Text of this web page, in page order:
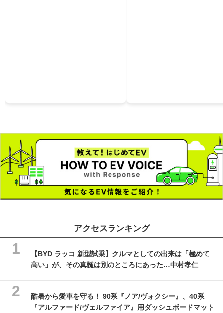
アクセスランキング
【BYD ラッコ 新型試乗】クルマとしての出来は「極めて
高い」が、その真髄は別のところにあった…中村孝仁
酷暑から愛車を守る！ 90系『ノア/ヴォクシー』、40系
『アルファード/ヴェルファイア』用ダッシュボードマット